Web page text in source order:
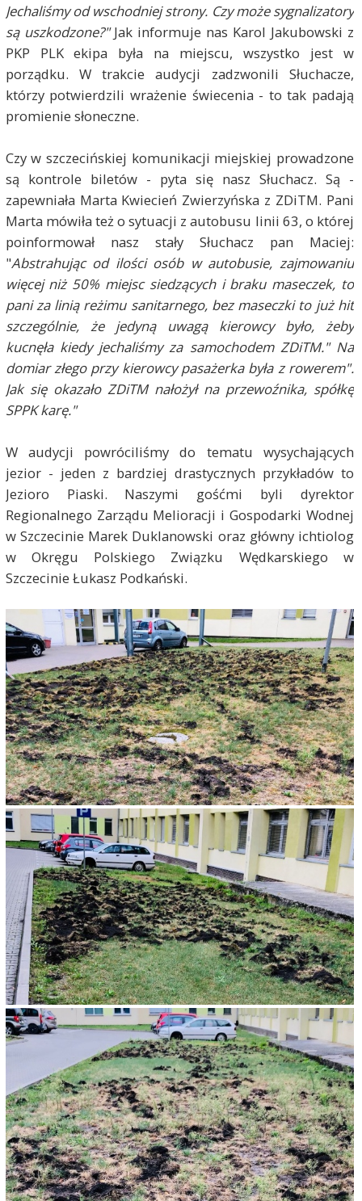
Jechaliśmy od wschodniej strony. Czy może sygnalizatory
są uszkodzone?"Jak informuje nas Karol Jakubowski z
PKP PLK ekipa była na miejscu, wszystko jest w
porządku. W trakcie audycji zadzwonili Słuchacze,
którzy potwierdzili wrażenie świecenia - to tak padają
promienie słoneczne.
Czy w szczecińskiej komunikacji miejskiej prowadzone
są kontrole biletów - pyta się nasz Słuchacz. Są -
zapewniała Marta Kwiecień Zwierzyńska z ZDiTM. Pani
Marta mówiła też o sytuacji z autobusu linii 63, o której
poinformował nasz stały Słuchacz pan Maciej:
"Abstrahując od ilości osób w autobusie, zajmowaniu
więcej niż 50% miejsc siedzących i braku maseczek, to
pani za linią reżimu sanitarnego, bez maseczki to już hit
szczególnie, że jedyną uwagą kierowcy było, żeby
kucnęła kiedy jechaliśmy za samochodem ZDiTM." Na
domiar złego przy kierowcy pasażerka była z rowerem".
Jak się okazało ZDiTM nałożył na przewoźnika, spółkę
SPPK karę."
W audycji powróciliśmy do tematu wysychających
jezior - jeden z bardziej drastycznych przykładów to
Jezioro Piaski. Naszymi gośćmi bylidyrektor
Regionalnego Zarządu Melioracji i Gospodarki Wodnej
w Szczecinie Marek Duklanowski oraz główny ichtiolog
w Okręgu Polskiego Związku Wędkarskiego w
Szczecinie Łukasz Podkański.